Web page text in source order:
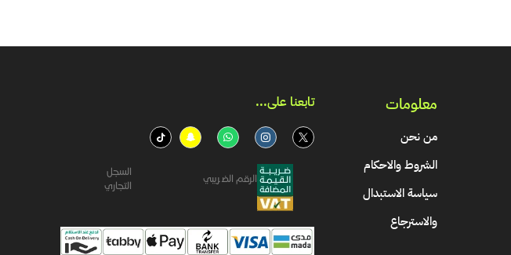
معلومات
من نحن
الشروط والاحكام
سياسة الاستبدال
والاسترجاع
تابعنا على...​
الرقم الضريبي
السجل
التجاري